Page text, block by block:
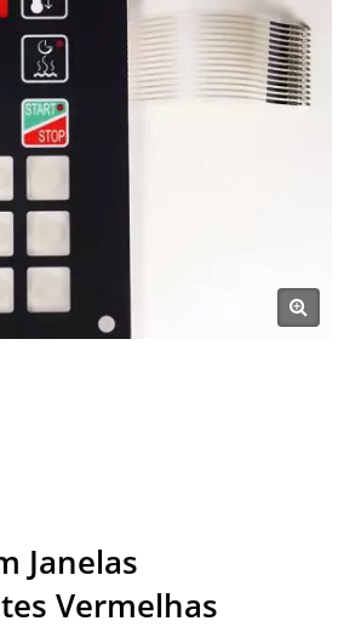
Janelas
Vermelhas